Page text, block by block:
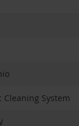
Cleaning System